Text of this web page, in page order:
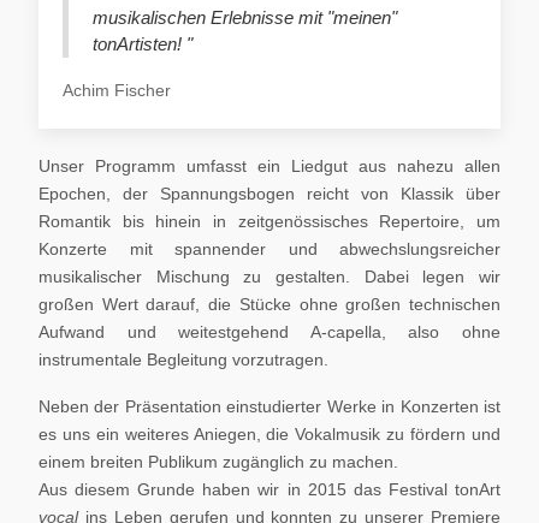
musikalischen Erlebnisse mit "meinen"
tonArtisten! "
Achim Fischer
Unser Programm umfasst ein Liedgut aus nahezu allen
Epochen, der Spannungsbogen reicht von Klassik über
Romantik bis hinein in zeitgenössisches Repertoire, um
Konzerte mit spannender und abwechslungsreicher
musikalischer Mischung zu gestalten. Dabei legen wir
großen Wert darauf, die Stücke ohne großen technischen
Aufwand und weitestgehend A-capella, also ohne
instrumentale Begleitung vorzutragen.
Neben der Präsentation einstudierter Werke in Konzerten ist
es uns ein weiteres Aniegen, die Vokalmusik zu fördern und
einem breiten Publikum zugänglich zu machen.
Aus diesem Grunde haben wir in 2015 das Festival tonArt
vocal ins Leben gerufen und konnten zu unserer Premiere